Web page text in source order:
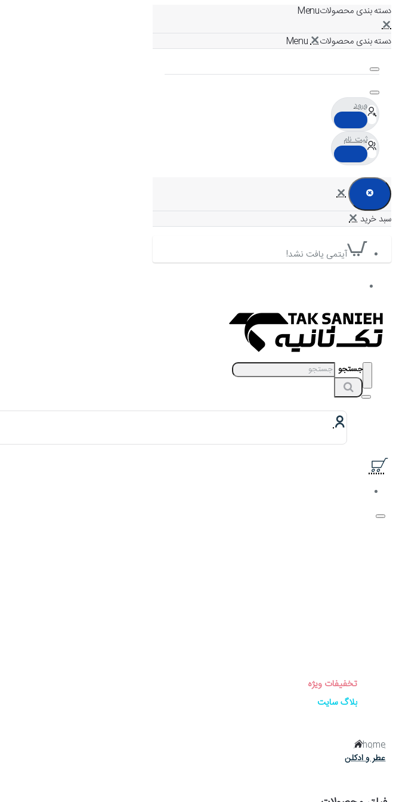
دسته بندی محصولات
دسته بندی محصولات
ورود
ثبت نام
آیتمی یافت نشد!
جستجو
تخفیفات ویژه
بلاگ سایت
home
عطر و ادکلن